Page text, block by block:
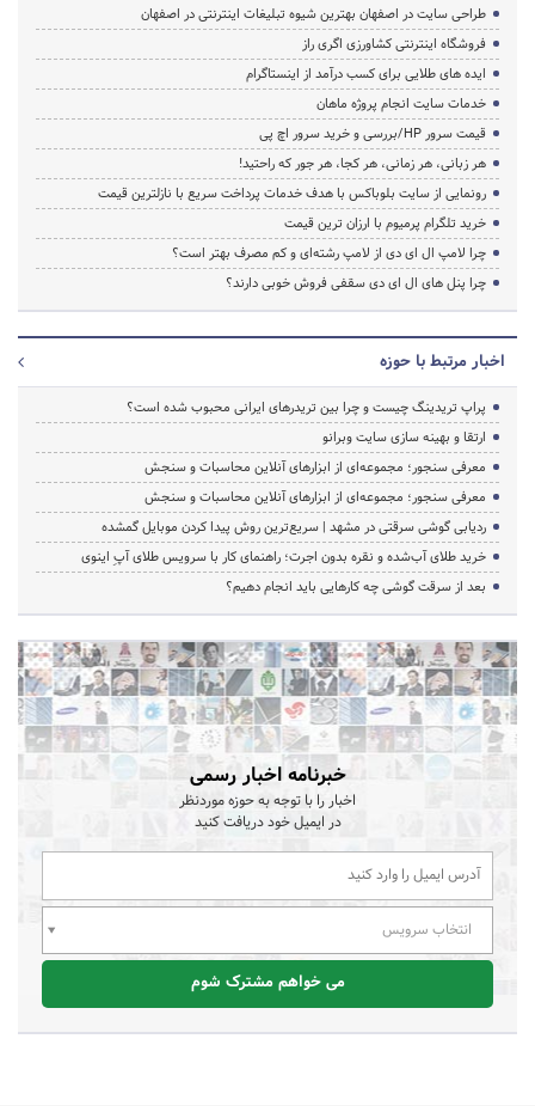
طراحی سایت در اصفهان بهترین شیوه تبلیغات اینترنتی در اصفهان
فروشگاه اینترنتی کشاورزی اگری راز
ایده های طلایی برای کسب درآمد از اینستاگرام
خدمات سایت انجام پروژه ماهان
قیمت سرور HP/بررسی و خرید سرور اچ پی
هر زبانی، هر زمانی، هر کجا، هر جور که راحتید!
رونمایی از سایت بلوباکس با هدف خدمات پرداخت سریع با نازلترین قیمت
خرید تلگرام پرمیوم با ارزان ترین قیمت
چرا لامپ ال ای دی از لامپ رشته‌ای و کم مصرف بهتر است؟
چرا پنل های ال ای دی سقفی فروش خوبی دارند؟
اخبار مرتبط با حوزه
پراپ تریدینگ چیست و چرا بین تریدرهای ایرانی محبوب شده است؟
ارتقا و بهینه سازی سایت وبرانو
معرفی سنجور؛ مجموعه‌ای از ابزارهای آنلاین محاسبات و سنجش
معرفی سنجور؛ مجموعه‌ای از ابزارهای آنلاین محاسبات و سنجش
ردیابی گوشی سرقتی در مشهد | سریع‌ترین روش پیدا کردن موبایل گمشده
خرید طلای آب‌شده و نقره بدون اجرت؛ راهنمای کار با سرویس طلای آپِ اینوی
بعد از سرقت گوشی چه کارهایی باید انجام دهیم؟
خبرنامه اخبار رسمی
اخبار را با توجه به حوزه موردنظر
در ایمیل خود دریافت کنید
انتخاب سرویس
می خواهم مشترک شوم